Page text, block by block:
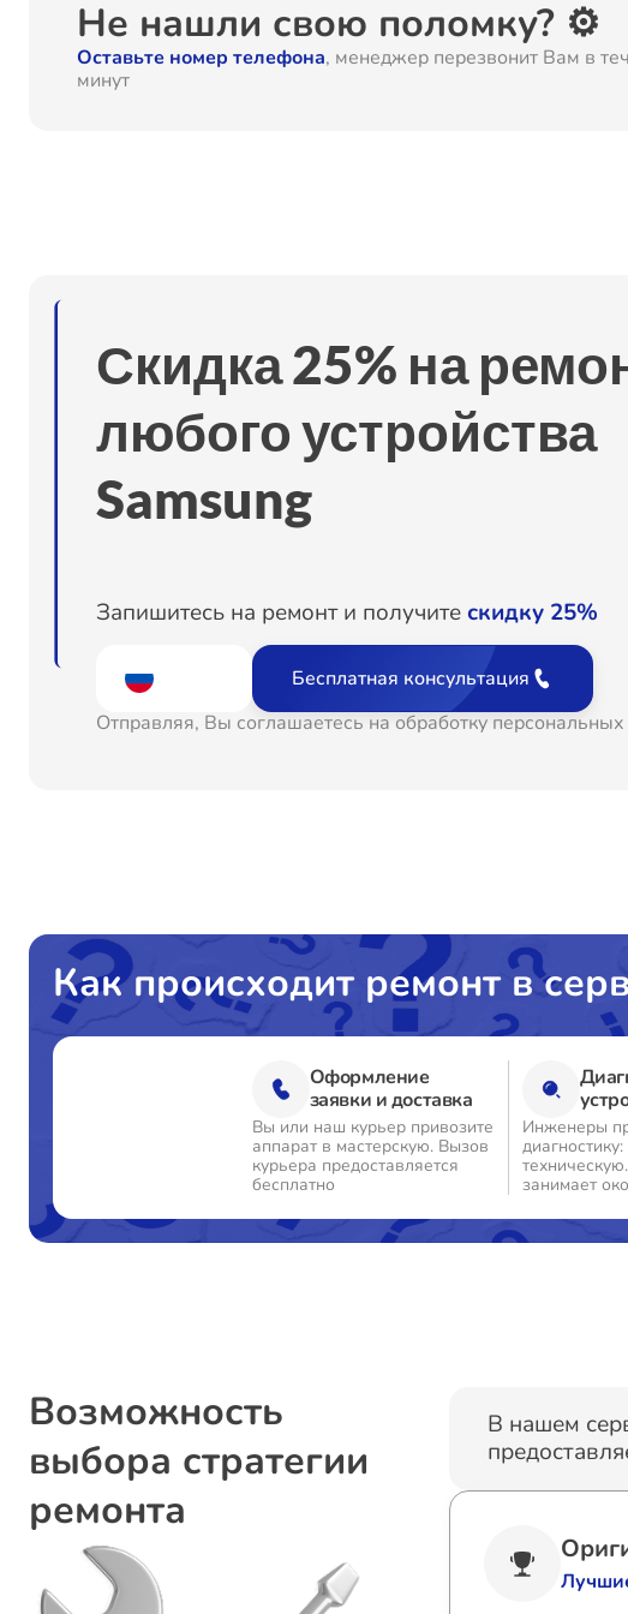
Не нашли свою поломку? ⚙️
Оставьте номер телефона, менеджер перезвонит Вам в
минут
Скидка 25% на
любого устройства
Samsung
Запишитесь на ремонт и получитескидку 25%
Бесплатная консультация
Отправляя, Вы соглашаетесь на обработку
Как происходит ремонт в
Оформление
заявки и доставка
Вы или наш курьер привозите
аппарат в мастерскую. Вызов
курьера предоставляется
бесплатно
Инженеры
занимает
Возможность
выбора стратегии
ремонта
В нашем